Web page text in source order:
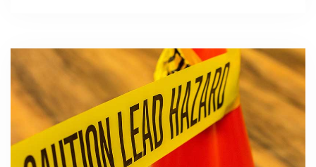
განვითარებადი ქვეყნები) რეგულარულად არ
აგროვებს წყლის ხარისხის შესახებ მონაცემებს.